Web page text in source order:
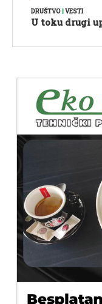
DRUŠTVO VESTI
U toku drugi